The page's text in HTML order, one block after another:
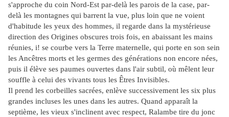
s'approche du coin Nord-Est par-delà les parois de la case, par-
delà les montagnes qui barrent la vue, plus loin que ne voient
d'habitude les yeux des hommes, il regarde dans la mystérieuse
direction des Origines obscures trois fois, en abaissant les mains
réunies, i! se courbe vers la Terre maternelle, qui porte en son sein
les Ancêtres morts et les germes des générations non encore nées,
puis il élève ses paumes ouvertes dans l'air subtil, où mêlent leur
souffle à celui des vivants tous les Êtres Invisibles.
Il prend les corbeilles sacrées, enlève successivement les six plus
grandes incluses les unes dans les autres. Quand apparaît la
septième, les vieux s'inclinent avec respect, Ralambe tire du jonc